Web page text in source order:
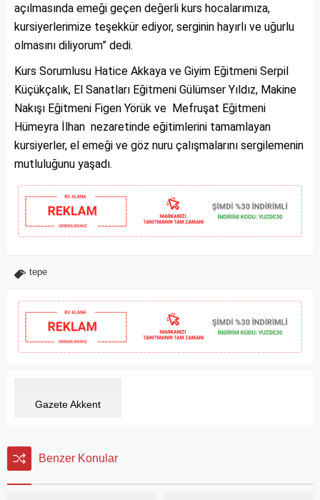
açılmasında emeği geçen değerli kurs hocalarımıza,
kursiyerlerimize teşekkür ediyor, serginin hayırlı ve uğurlu
olmasını diliyorum” dedi.
Kurs Sorumlusu Hatice Akkaya ve Giyim Eğitmeni Serpil
Küçükçalık, El Sanatları Eğitmeni Gülümser Yıldız, Makine
Nakışı Eğitmeni Figen Yörük ve Mefruşat Eğitmeni
Hümeyra İlhan nezaretinde eğitimlerini tamamlayan
kursiyerler, el emeği ve göz nuru çalışmalarını sergilemenin
mutluluğunu yaşadı.
tepe
Gazete Akkent
Benzer Konular